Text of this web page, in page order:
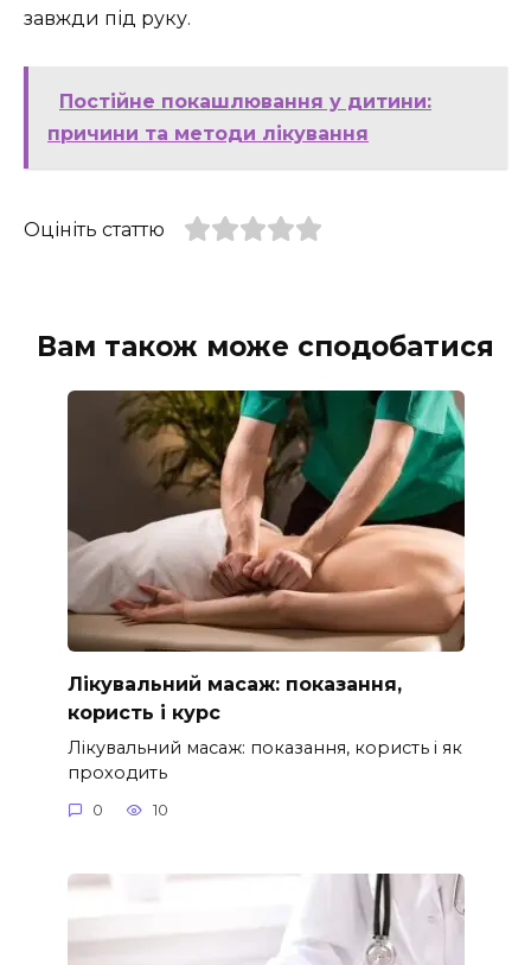
завжди під руку.
Постійне покашлювання у дитини:
причини та методи лікування
Оцініть статтю
Вам також може сподобатися
Лікувальний масаж: показання,
користь і курс
Лікувальний масаж: показання, користь і як
проходить
0 10